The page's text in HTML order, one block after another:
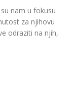
nam u fokusu
za njihovu
odraziti na njih,